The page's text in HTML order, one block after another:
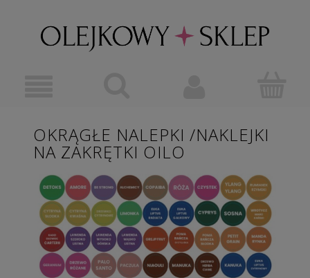
OKRĄGŁE NALEPKI /NAKLEJKI
NA ZAKRĘTKI OILO